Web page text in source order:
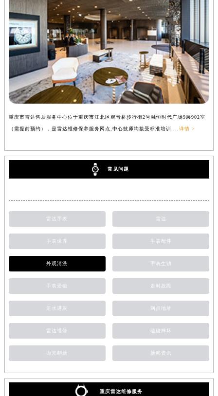
重庆市雷达售后服务中心位于重庆市江北区观音桥步行街2号融恒时代广场9层902室
（需提前预约），是雷达维修保养服务网点,中心技师均接受标准培训.... 详情 >
常见问题
雷达手表 雷达
手表保养 手表配件
外观清洗 手表生锈
手表受磁 走时故障
进水进灰 网点地址
雷达维修 磕碰摔坏
抛光翻新 新闻资讯
重庆雷达维修服务